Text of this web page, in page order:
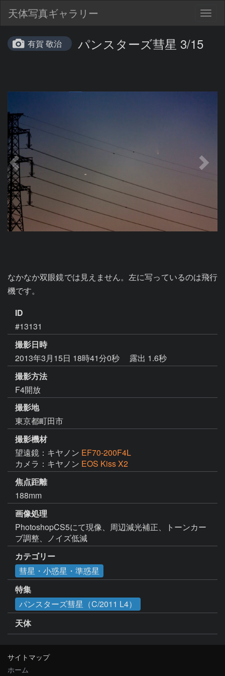
天体写真ギャラリー
有賀 敬治 パンスターズ彗星 3/15
なかなか双眼鏡では見えません。左に写っているのは飛行
機です。
ID
#13131
撮影日時
2013年3月15日 18時41分0秒
露出 1.6秒
撮影方法
F4開放
撮影地
東京都町田市
撮影機材
望遠鏡：キヤノン EF70-200F4L
カメラ：キヤノン EOS Kiss X2
焦点距離
188mm
画像処理
PhotoshopCS5にて現像、周辺減光補正、トーンカー
ブ調整、ノイズ低減
カテゴリー
彗星・小惑星・準惑星
特集
パンスターズ彗星（C/2011 L4）
天体
サイトマップ
ホーム